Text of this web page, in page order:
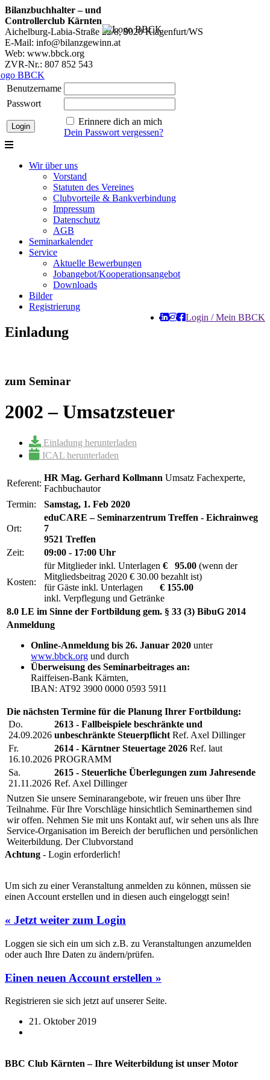
Bilanzbuchhalter – und
Controllerclub Kärnten
Aichelburg-Labia-Straße 22/8, 9020 Klagenfurt/WS
E-Mail: info@bilanzgewinn.at
Web: www.bbck.org
ZVR-Nr.: 807 852 543
Benutzername
Passwort
Erinnere dich an mich
Dein Passwort vergessen?
Wir über uns
Vorstand
Statuten des Vereines
Clubvorteile & Bankverbindung
Impressum
Datenschutz
AGB
Seminarkalender
Service
Aktuelle Bewerbungen
Jobangebot/Kooperationsangebot
Downloads
Bilder
Registrierung
Login / Mein BBCK
Einladung
zum Seminar
2002 – Umsatzsteuer
Einladung herunterladen
ICAL herunterladen
Referent:
HR Mag. Gerhard Kollmann Umsatz Fachexperte,
Fachbuchautor
Termin:
Samstag, 1. Feb 2020
Ort:
eduCARE – Seminarzentrum Treffen - Eichrainweg
7
9521 Treffen
Zeit:
09:00 - 17:00 Uhr
Kosten:
für Mitglieder inkl. Unterlagen € 95.00 (wenn der
Mitgliedsbeitrag 2020 € 30.00 bezahlt ist)
für Gäste inkl. Unterlagen € 155.00
inkl. Verpflegung und Getränke
8.0 LE im Sinne der Fortbildung gem. § 33 (3) BibuG 2014
Anmeldung
Online-Anmeldung bis 26. Januar 2020 unter
www.bbck.org und durch
Überweisung des Seminarbeitrages an:
Raiffeisen-Bank Kärnten,
IBAN: AT92 3900 0000 0593 5911
Die nächsten Termine für die Planung Ihrer Fortbildung:
Do.
24.09.2026
2613 - Fallbeispiele beschränkte und
unbeschränkte SteuerpflichtRef. Axel Dillinger
Fr.
16.10.2026
2614 - Kärntner Steuertage 2026 Ref. laut
PROGRAMM
Sa.
21.11.2026
2615 - Steuerliche Überlegungen zum Jahresende
Ref. Axel Dillinger
Nutzen Sie unsere Seminarangebote, wir freuen uns über Ihre
Teilnahme. Für Ihre Vorschläge hinsichtlich Seminarthemen sind
wir offen. Nehmen Sie mit uns Kontakt auf, wir sehen uns als Ihre
Service-Organisation im Bereich der beruflichen und persönlichen
Weiterbildung. Der Clubvorstand
Achtung - Login erforderlich!
Um sich zu einer Veranstaltung anmelden zu können, müssen sie
einen Account erstellen und in diesen auch eingeloggt sein!
« Jetzt weiter zum Login
Loggen sie sich ein um sich z.B. zu Veranstaltungen anzumelden
oder auch Ihre Daten zu ändern/prüfen.
Einen neuen Account erstellen »
Registrieren sie sich jetzt auf unserer Seite.
21. Oktober 2019
BBC Club Kärnten – Ihre Weiterbildung ist unser Motor